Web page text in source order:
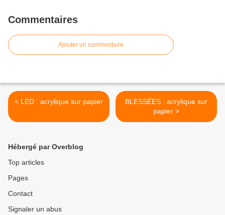
Commentaires
Ajouter un commentaire
< LED : acrylique sur papier
BLESSÉES : acrylique sur
papier >
Hébergé par Overblog
Top articles
Pages
Contact
Signaler un abus